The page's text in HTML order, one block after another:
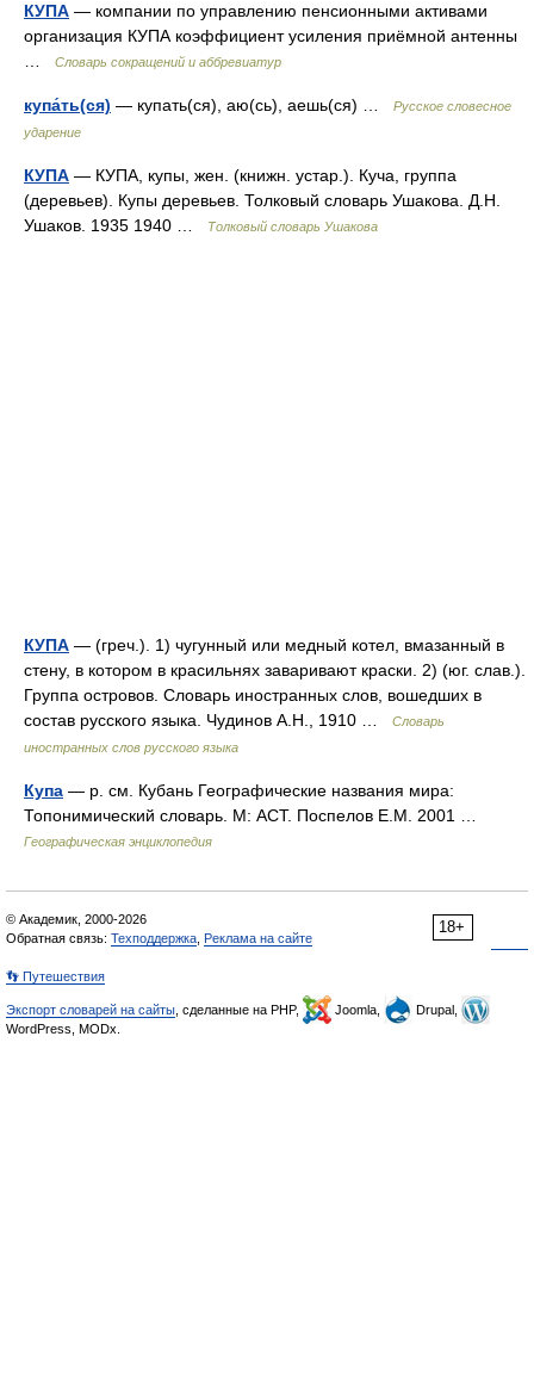
КУПА — компании по управлению пенсионными активами
организация КУПА коэффициент усиления приёмной антенны
Словарь сокращений и аббревиатур
купа́ть(ся) — купать(ся), аю(сь), аешь(ся) …
Русское словесное
ударение
КУПА — КУПА, купы, жен. (книжн. устар.). Куча, группа
(деревьев). Купы деревьев. Толковый словарь Ушакова. Д.Н.
Ушаков. 1935 1940 …
Толковый словарь Ушакова
КУПА — (греч.). 1) чугунный или медный котел, вмазанный в
стену, в котором в красильнях заваривают краски. 2) (юг. слав.).
Группа островов. Словарь иностранных слов, вошедших в
состав русского языка. Чудинов А.Н., 1910 …
Словарь
иностранных слов русского языка
Купа — р. см. Кубань Географические названия мира:
Топонимический словарь. М: АСТ. Поспелов Е.М. 2001 …
Географическая энциклопедия
18+
© Академик, 2000-2026
Обратная связь: Техподдержка Реклама на сайте
👣 Путешествия
Экспорт словарей на сайты , сделанные на PHP, Joomla,
Drupal,
WordPress, MODx.